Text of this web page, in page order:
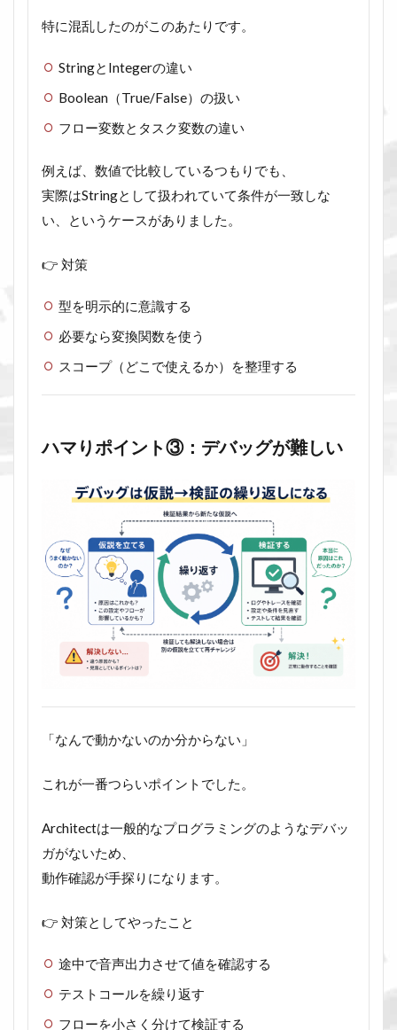
特に混乱したのがこのあたりです。
StringとIntegerの違い
Boolean（True/False）の扱い
フロー変数とタスク変数の違い
例えば、数値で比較しているつもりでも、
実際はStringとして扱われていて条件が一致しな
い、というケースがありました。
👉 対策
型を明示的に意識する
必要なら変換関数を使う
スコープ（どこで使えるか）を整理する
ハマりポイント③：デバッグが難しい
「なんで動かないのか分からない」
これが一番つらいポイントでした。
Architectは一般的なプログラミングのようなデバッ
ガがないため、
動作確認が手探りになります。
👉 対策としてやったこと
途中で音声出力させて値を確認する
テストコールを繰り返す
フローを小さく分けて検証する